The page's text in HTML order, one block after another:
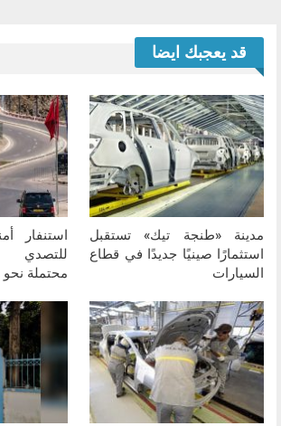
قد يعجبك ايضا
مدينة «طنجة تيك» تستقبل
استثمارًا صينيًا جديدًا في قطاع
السيارات
استنفار
للتصدي
محتملة